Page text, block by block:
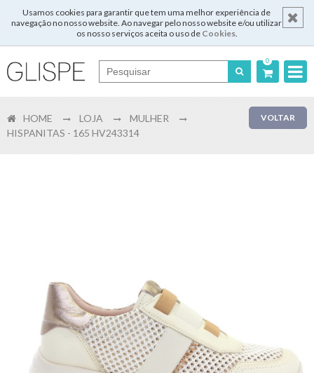
Usamos cookies para garantir que tem uma melhor experiência de
navegação no nosso website. Ao navegar pelo nosso website e/ou utilizar
os nosso serviços aceita o uso de Cookies.
0
English
Carrinho
de
compras
VOLTAR
HOME LOJA
MULHER
HISPANITAS - 165 HV243314